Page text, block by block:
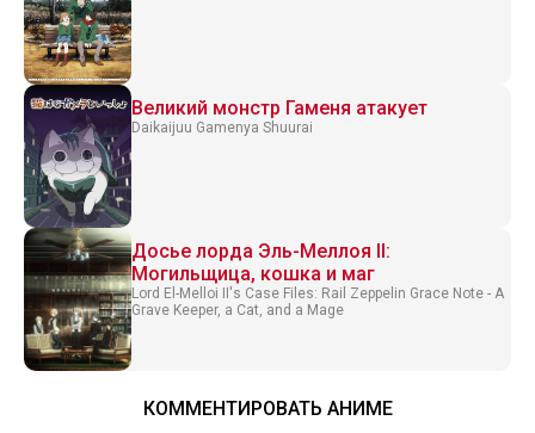
Великий монстр Гаменя атакует
Daikaijuu Gamenya Shuurai
Досье лорда Эль-Меллоя II:
Могильщица, кошка и маг
Lord El-Melloi II's Case Files: Rail Zeppelin Grace Note - A
Grave Keeper, a Cat, and a Mage
КОММЕНТИРОВАТЬ АНИМЕ